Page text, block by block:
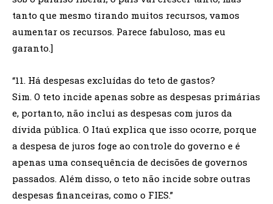
tanto que mesmo tirando muitos recursos, vamos
aumentar os recursos. Parece fabuloso, mas eu
garanto.]
“11. Há despesas excluídas do teto de gastos?
Sim. O teto incide apenas sobre as despesas primárias
e, portanto, não inclui as despesas com juros da
dívida pública. O Itaú explica que isso ocorre, porque
a despesa de juros foge ao controle do governo e é
apenas uma consequência de decisões de governos
passados. Além disso, o teto não incide sobre outras
despesas financeiras, como o FIES.”